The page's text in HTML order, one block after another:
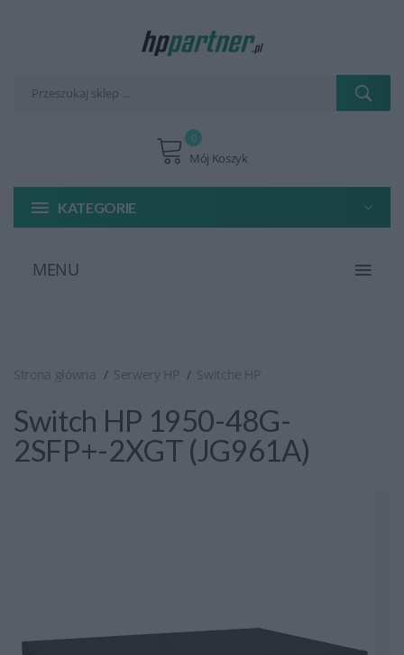
Mój Koszyk
0
KATEGORIE
MENU
Strona główna Serwery HP Switche HP
Switch HP 1950-48G-
2SFP+-2XGT (JG961A)